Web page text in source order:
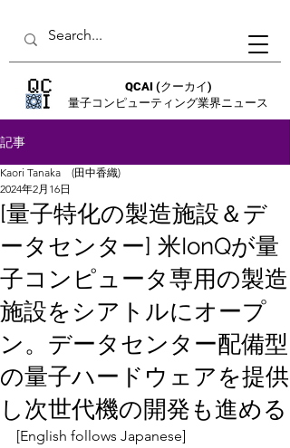
QCAI (クーカイ)
量子コンピューティング業界ニュース
記事
[量子特化の製造施設＆デ
ータセンター] 米IonQが量
子コンピュータ専用の製造
施設をシアトルにオープ
ン。データセンター配備型
の量子ハードウェアを提供
し次世代機の開発も進める
Kaori Tanaka (田中香織)
2024年2月16日
[English follows Japanese]